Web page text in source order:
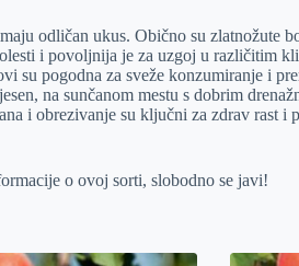
odličan ukus. Obično su zlatnožute
i povoljnija je za uzgoj u različitim
su pogodna za sveže konzumiranje i
na sunčanom mestu s dobrim
i obrezivanje su ključni za zdrav rast i
o ovoj sorti, slobodno se javi!